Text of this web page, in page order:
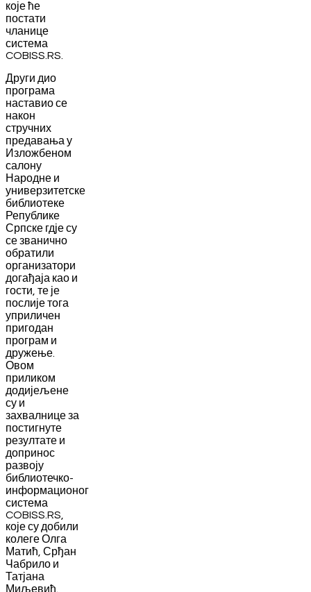
које ће
постати
чланице
система
COBISS.RS.
Други дио
програма
наставио се
након
стручних
предавања у
Изложбеном
салону
Народне и
универзитетске
библиотеке
Републике
Српске гдје су
се званично
обратили
организатори
догађаја као и
гости, те је
послије тога
уприличен
пригодан
програм и
дружење.
Овом
приликом
додијељене
су и
захвалнице за
постигнуте
резултате и
допринос
развоју
библиотечко-
информационог
система
COBISS.RS,
које су добили
колеге Олга
Матић, Срђан
Чабрило и
Татјана
Миљевић.